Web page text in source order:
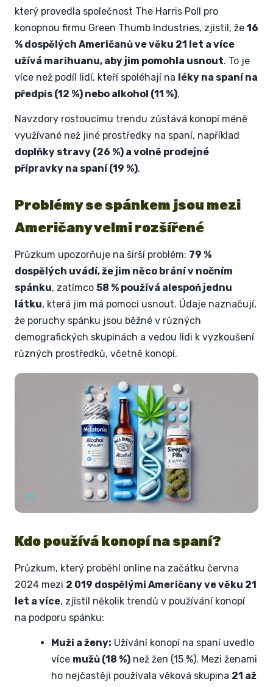
který provedla společnost The Harris Poll pro
konopnou firmu Green Thumb Industries, zjistil, že 16
% dospělých Američanů ve věku 21 let a více
užívá marihuanu, aby jim pomohla usnout. To je
více než podíl lidí, kteří spoléhají na léky na spaní na
předpis (12 %) nebo alkohol (11 %).
Navzdory rostoucímu trendu zůstává konopí méně
využívané než jiné prostředky na spaní, například
doplňky stravy (26 %) a volně prodejné
přípravky na spaní (19 %).
Problémy se spánkem jsou mezi
Američany velmi rozšířené
Průzkum upozorňuje na širší problém: 79 %
dospělých uvádí, že jim něco brání v nočním
spánku, zatímco 58 % používá alespoň jednu
látku, která jim má pomoci usnout. Údaje naznačují,
že poruchy spánku jsou běžné v různých
demografických skupinách a vedou lidi k vyzkoušení
různých prostředků, včetně konopí.
Kdo používá konopí na spaní?
Průzkum, který proběhl online na začátku června
2024 mezi 2 019 dospělými Američany ve věku 21
let a více, zjistil několik trendů v používání konopí
na podporu spánku:
Muži a ženy: Užívání konopí na spaní uvedlo
více mužů (18 %) než žen (15 %). Mezi ženami
ho nejčastěji používala věková skupina 21 až